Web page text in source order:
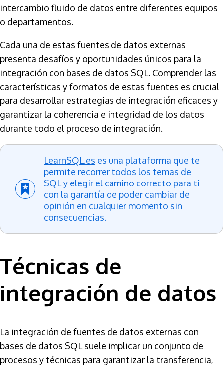
intercambio fluido de datos entre diferentes equipos
o departamentos.
Cada una de estas fuentes de datos externas
presenta desafíos y oportunidades únicos para la
integración con bases de datos SQL. Comprender las
características y formatos de estas fuentes es crucial
para desarrollar estrategias de integración eficaces y
garantizar la coherencia e integridad de los datos
durante todo el proceso de integración.
LearnSQL.es es una plataforma que te
permite recorrer todos los temas de
SQL y elegir el camino correcto para ti
con la garantía de poder cambiar de
opinión en cualquier momento sin
consecuencias.
Técnicas de
integración de datos
La integración de fuentes de datos externas con
bases de datos SQL suele implicar un conjunto de
procesos y técnicas para garantizar la transferencia,